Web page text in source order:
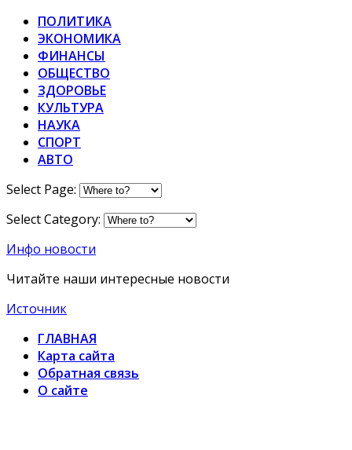
ПОЛИТИКА
ЭКОНОМИКА
ФИНАНСЫ
ОБЩЕСТВО
ЗДОРОВЬЕ
КУЛЬТУРА
НАУКА
СПОРТ
АВТО
Select Page:
Select Category:
Инфо новости
Читайте наши интересные новости
Источник
ГЛАВНАЯ
Карта сайта
Обратная связь
О сайте